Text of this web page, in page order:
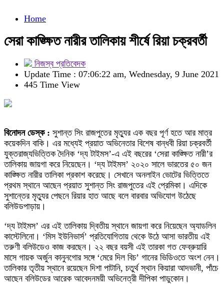
Home
সেরা কাঙ্ক্ষিত নারীর তালিকায় শীর্ষে রিয়া চক্রবর্তী
নিজস্ব প্রতিবেদক
Update Time : 07:06:22 am, Wednesday, 9 June 2021
445 Time View
বিনোদন ডেস্ক : সুশান্ত সিং রাজপুতের মৃত্যুর এক বছর পূর্ণ হতে আর মাত্র
কয়েকদিন বাকি। এর মধ্যেই প্রয়াত অভিনেতার বিশেষ বান্ধবী রিয়া চক্রবর্তী
যুক্তরাজ্যভিত্তিক দৈনিক ‘দ্য টাইমস’-এ এই বছরের ‘সেরা কাঙ্ক্ষিত নারী’র
তালিকায় জায়গা করে নিয়েছেন। ‘দ্য টাইমস’ ২০২০ সালে ভারতের ৫০ জন
কাঙ্ক্ষিত নারীর তালিকা প্রকাশ করেছে। সেখানে অনলাইন ভোটের ভিত্তিতে
প্রথম স্থানে আছেন প্রয়াত সুশান্ত সিং রাজপুতের এই প্রেমিকা। এদিকে
সুশান্তের মৃত্যুর পেছনে রিয়ার হাত আছে বলে বারবার অভিযোগ উঠেছে
বলিউডপাড়ায়।
‘দ্য টাইমস’ এর এই তালিকায় দ্বিতীয় স্থানে জায়গা করে নিয়েছেন অ্যাডলিন
কাস্টেলিনো। ‘মিস ইউনিভার্স’ প্রতিযোগিতায় থেকে উঠে আসা ভারতীয় এই
তরুণী বলিউডেও কাজ করছেন। ২২ বছর বয়সী এই তারকা গত ফেব্রুয়ারি
মাসে গায়ক অর্জুন কানুনগোর সঙ্গে ‘মেরে দিল বিচ’ গানের ভিডিওতে অংশ নেন।
তালিকার তৃতীয় স্থানে রয়েছেন দিশা পাটানি, চতুর্থ স্থান কিয়ারা আদভানী, পাঁচে
আছেন বলিউডের আরেক আবেদনময়ী অভিনেত্রী দীপিকা পাডুকোন।